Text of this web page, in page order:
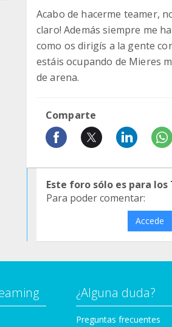
Acabo de hacerme teamer,
claro! Además siempre me
como os dirigís a la gente
estáis ocupando de Mieres
de arena.
Comparte
Este foro sólo es para
Para poder comentar:
Accede
¿Alguna duda?
Preguntas frecuentes